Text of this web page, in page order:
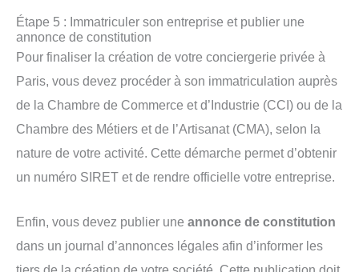
Étape 5 : Immatriculer son entreprise et publier une
annonce de constitution
Pour finaliser la création de votre conciergerie privée à
Paris, vous devez procéder à son immatriculation auprès
de la Chambre de Commerce et d’Industrie (CCI) ou de la
Chambre des Métiers et de l’Artisanat (CMA), selon la
nature de votre activité. Cette démarche permet d’obtenir
un numéro SIRET et de rendre officielle votre entreprise.
Enfin, vous devez publier une annonce de constitution
dans un journal d’annonces légales afin d’informer les